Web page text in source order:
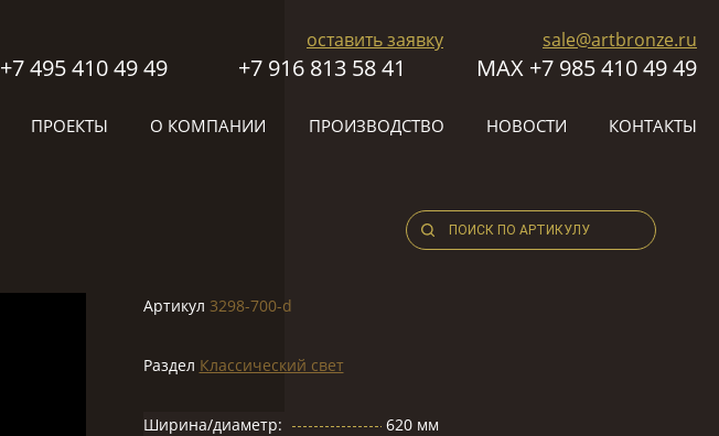
оставить заявку sale@artbronze.ru
+7 495 410 49 49 +7 916 813 58 41 МАХ +7 985 410 49 49
ПРОЕКТЫ О КОМПАНИИ ПРОИЗВОДСТВО НОВОСТИ КОНТАКТЫ
Артикул 3298-700-d
Раздел Классический свет
Ширина/диаметр: 620 мм